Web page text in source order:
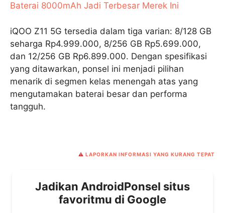
Baterai 8000mAh Jadi Terbesar Merek Ini
iQOO Z11 5G tersedia dalam tiga varian: 8/128 GB
seharga Rp4.999.000, 8/256 GB Rp5.699.000,
dan 12/256 GB Rp6.899.000. Dengan spesifikasi
yang ditawarkan, ponsel ini menjadi pilihan
menarik di segmen kelas menengah atas yang
mengutamakan baterai besar dan performa
tangguh.
⚠️ LAPORKAN INFORMASI YANG KURANG TEPAT
Jadikan AndroidPonsel situs
favoritmu di Google